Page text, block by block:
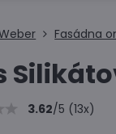
Fasádna
3.62/5 (13x)